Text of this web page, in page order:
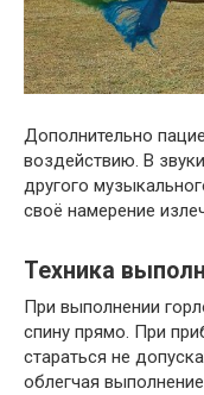
Дополнительно
воздействию. В
другого
своё намерение
Техника
При выполнении
спину прямо. При
стараться не
облегчая